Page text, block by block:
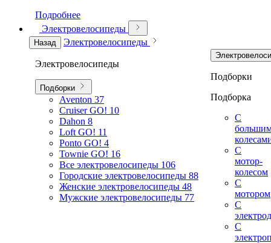
Подробнее
Электровелосипеды
Назад Электровелосипеды
Электровелосипеды
Подборки
Aventon 37
Cruiser GO! 10
Dahon 8
Loft GO! 11
Ponto GO! 4
Townie GO! 16
Все электровелосипеды 106
Городские электровелосипеды 88
Женские электровелосипеды 48
Мужские электровелосипеды 77
Подборки
Подборка
С
С
мотор-
колесом
С
мотором
С
С